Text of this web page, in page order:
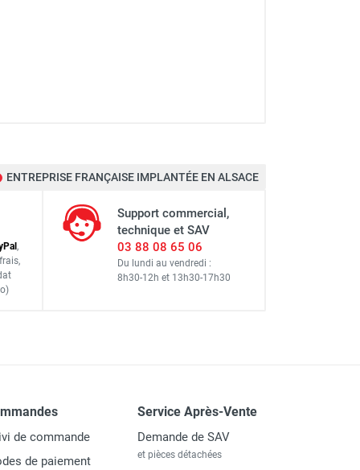
ENTREPRISE FRANÇAISE IMPLANTÉE EN ALSACE
Pal ,
,
Support commercial,
technique et SAV
03 88 08 65 06
Du lundi au vendredi :
8h30-12h et 13h30-17h30
de commande
de paiement
Service Après-Vente
Demande de SAV
et pièces détachées